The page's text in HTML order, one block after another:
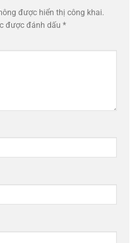
được hiển thị công khai.
được đánh dấu *